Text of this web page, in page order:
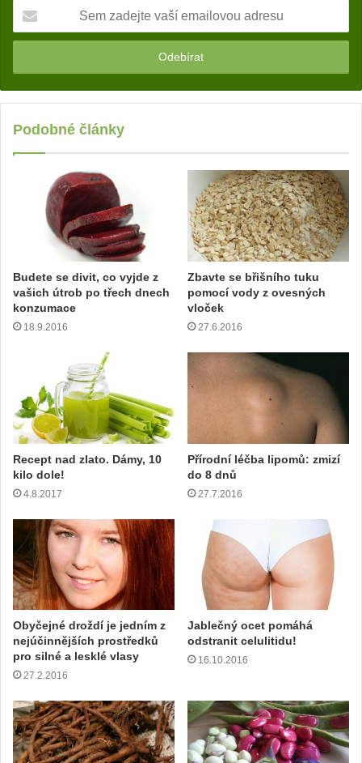
m
a
d
j
a
i
l
o
d
r
s
Podobné články
Budete se divit, co vyjde z
vašich útrob po třech dnech
konzumace
18.9.2016
Zbavte se břišního tuku
pomocí vody z ovesných
vloček
27.6.2016
Recept nad zlato. Dámy, 10
kilo dole!
4.8.2017
Přírodní léčba lipomů: zmizí
do 8 dnů
27.7.2016
Obyčejné droždí je jedním z
nejúčinnějších prostředků
pro silné a lesklé vlasy
27.2.2016
Jablečný ocet pomáhá
odstranit celulitidu!
16.10.2016